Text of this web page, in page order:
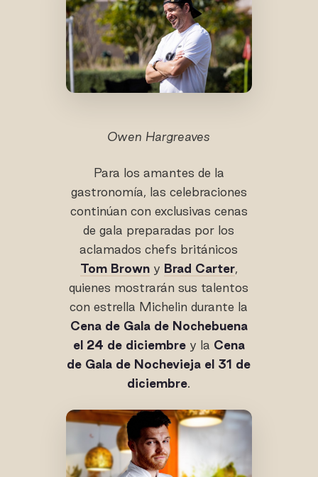
Owen Hargreaves
Para los amantes de la
gastronomía, las celebraciones
continúan con exclusivas cenas
de gala preparadas por los
aclamados chefs británicos
Tom Browny Brad Carter,
quienes mostrarán sus talentos
con estrella Michelin durante la
Cena de Gala de Nochebuena
el 24 de diciembrey la Cena
de Gala de Nochevieja el 31 de
diciembre.